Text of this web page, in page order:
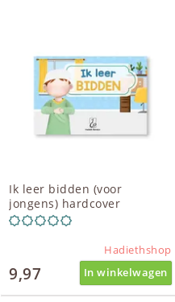
Ik leer bidden (voor
jongens) hardcover
Hadiethshop
9,97 In winkelwagen